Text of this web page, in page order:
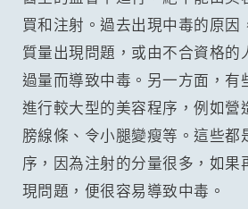
買和注射。過去出現中毒的原因
質量出現問題，或由不合資格的
過量而導致中毒。另一方面，有
進行較大型的美容程序，例如營
膀線條、令小腿變瘦等。這些都
序，因為注射的分量很多，如果
現問題，便很容易導致中毒。